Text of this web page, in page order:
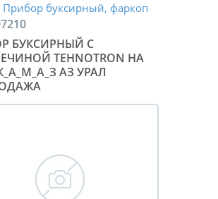
Прибор буксирный, фаркоп
БУКСИРНЫЙ С
TEHNOTRON НА
АЗ УРАЛ